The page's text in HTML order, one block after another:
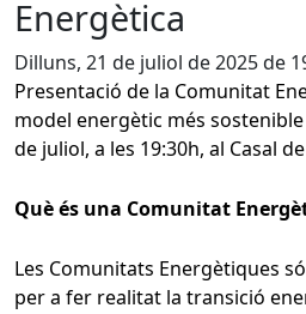
Energètica
Dilluns, 21 de juliol de 2025 de
Presentació de la Comunitat
model energètic més
de juliol, a les 19:30h, al Casal
Què és una Comunitat
Les Comunitats Energètiques
per a fer realitat la transició